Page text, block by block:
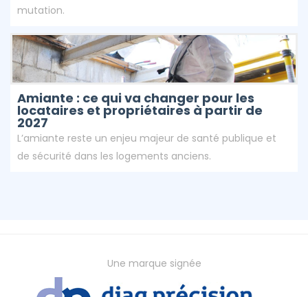
mutation.
Amiante : ce qui va changer pour les
locataires et propriétaires à partir de
2027
L’amiante reste un enjeu majeur de santé publique et
de sécurité dans les logements anciens.
Une marque signée